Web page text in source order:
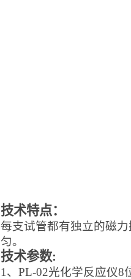
技术特点：
每支试管都有独立的磁
匀。
技术参数:
1、 PL-02光化学反应仪8